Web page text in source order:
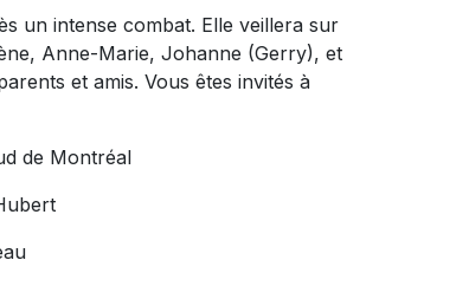
un intense combat. Elle veillera sur
Anne-Marie, Johanne (Gerry), et
et amis. Vous êtes invités à
de Montréal